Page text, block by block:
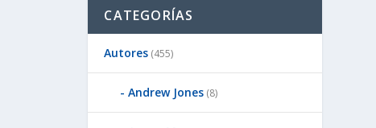
CATEGORÍAS
Autores (455)
Andrew Jones (8)